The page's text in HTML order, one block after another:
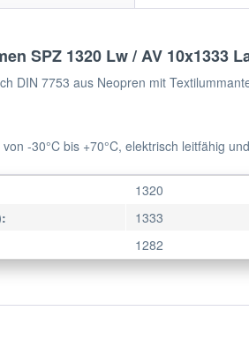
SPZ 1320 Lw / AV 10x1333
DIN 7753 aus Neopren mit
-30°C bis +70°C, elektrisch leitfähig
1320
1333
1282